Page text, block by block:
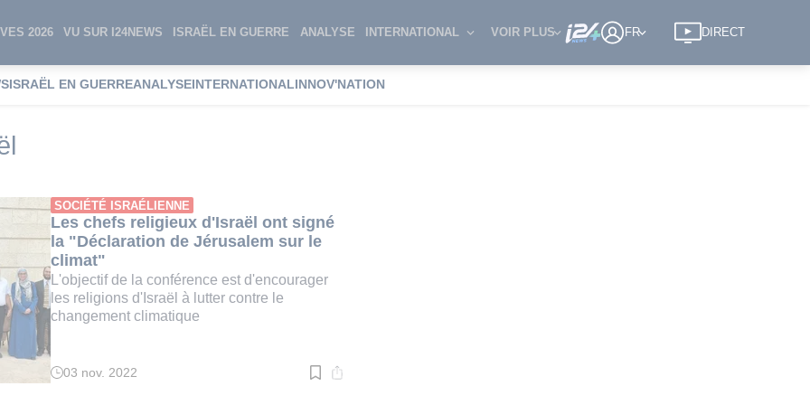
2026 VU SUR I24NEWS ISRAËL EN GUERRE ANALYSE INTERNATIONAL VOIR PLUS FR DIRECT
ISRAËL EN GUERREANALYSEINTERNATIONALINNOV'NATION
d'Israël
SOCIÉTÉ ISRAÉLIENNE
Les chefs religieux d'Israël ont signé
la "Déclaration de Jérusalem sur le
climat"
L'objectif de la conférence est d'encourager
les religions d'Israël à lutter contre le
changement climatique
Temps
03 nov. 2022